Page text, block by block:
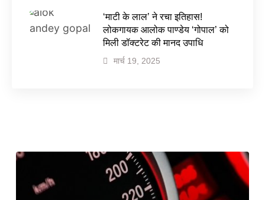
‘माटी के लाल’ ने रचा इतिहास!
लोकगायक आलोक पाण्डेय ‘गोपाल’ को
मिली डॉक्टरेट की मानद उपाधि
मार्च 19, 2025